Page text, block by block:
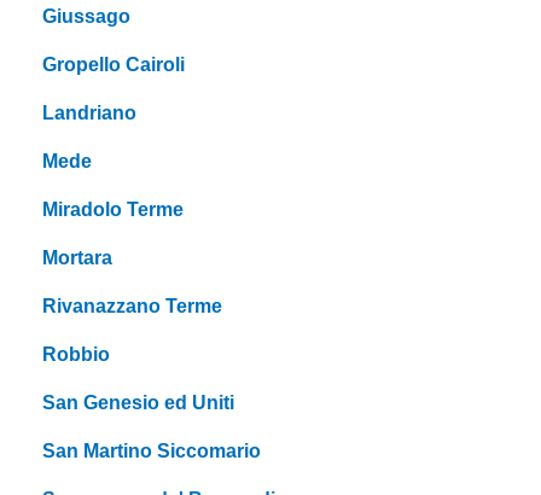
Giussago
Gropello Cairoli
Landriano
Mede
Miradolo Terme
Mortara
Rivanazzano Terme
Robbio
San Genesio ed Uniti
San Martino Siccomario